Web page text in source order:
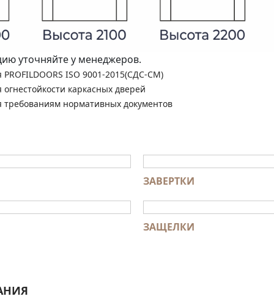
уточняйте у менеджеров.
ISO 9001-2015(СДС-СМ)
каркасных дверей
требованиям нормативных документов
ЗАВЕРТКИ
ЗАЩЕЛКИ